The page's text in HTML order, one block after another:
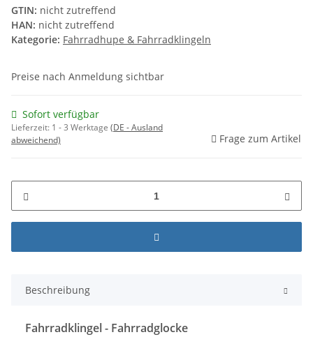
GTIN: nicht zutreffend
HAN: nicht zutreffend
Kategorie: Fahrradhupe & Fahrradklingeln
Preise nach Anmeldung sichtbar
Sofort verfügbar
Lieferzeit: 1 - 3 Werktage (DE - Ausland
abweichend)
Frage zum Artikel
Beschreibung
Fahrradklingel - Fahrradglocke